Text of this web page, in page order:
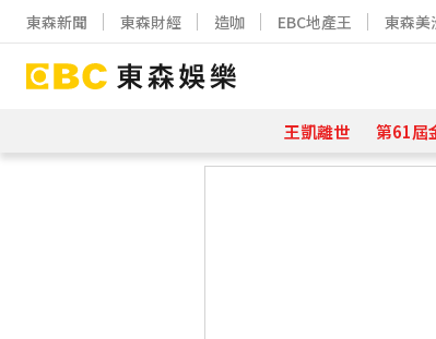
東森新聞 東森財經 造咖 EBC地產王 東森美
王凱離世 第61屆